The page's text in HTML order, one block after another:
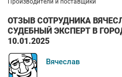
Производители и поставщики
ОТЗЫВ СОТРУДНИКА
СУДЕБНЫЙ ЭКСПЕРТ В
10.01.2025
Вячеслав